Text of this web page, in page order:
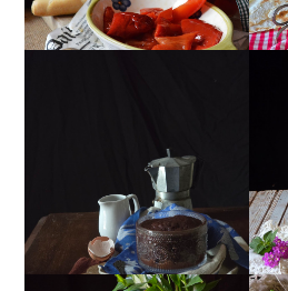
MUG CAKE AL
CIOCCOLATO